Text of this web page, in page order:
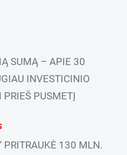
SUMĄ – APIE 30
INVESTICINIO
PRIEŠ PUSMETĮ
PRITRAUKĖ 130 MLN.